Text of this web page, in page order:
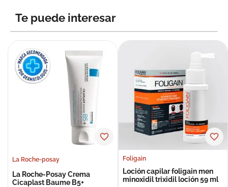
Te puede interesar
La Roche-posay
La Roche-Posay Crema
Cicaplast Baume B5+
Foligain
Loción capilar foligain men
minoxidil trixidil loción 59 ml